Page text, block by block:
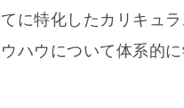
に特化したカリキュラ
ハウについて体系的